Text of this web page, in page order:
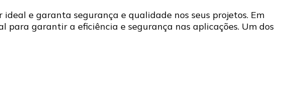
e garanta segurança e qualidade nos seus projetos. Em
para garantir a eficiência e segurança nas aplicações. Um dos